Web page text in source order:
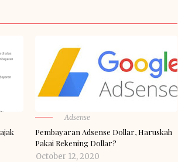
Adsense
Pembayaran Adsense Dollar, Haruskah
Pakai Rekening Dollar?
October 12, 2020